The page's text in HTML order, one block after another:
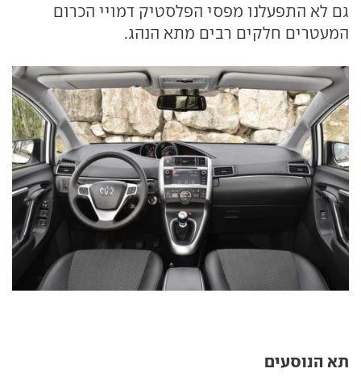
גם לא התפעלנו מפסי הפלסטיק דמויי הכרום
המעטרים חלקים רבים מתא הנהג.
תא הנוסעים